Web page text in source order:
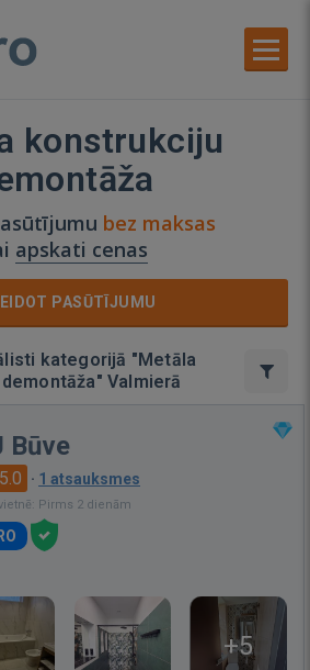
konstrukciju
bez maksas
apskati cenas
PASŪTĪJUMU
kategorijā "Metāla
Valmierā
Būve
5.0 · 1 atsauksmes
Pirms 2 dienām
+5